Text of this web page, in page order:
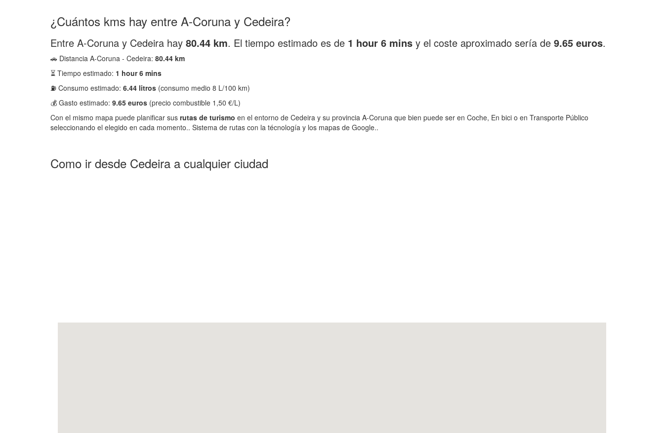
¿Cuántos kms hay entre A-Coruna y Cedeira?
Entre A-Coruna y Cedeira hay 80.44 km. El tiempo estimado es de 1 hour 6 mins y el coste aproximado sería de 9.65 euros.
🚗 Distancia A-Coruna - Cedeira: 80.44 km
⏳ Tiempo estimado: 1 hour 6 mins
⛽ Consumo estimado: 6.44 litros (consumo medio 8 L/100 km)
💰 Gasto estimado: 9.65 euros (precio combustible 1,50 €/L)
Con el mismo mapa puede planificar sus rutas de turismo en el entorno de Cedeira y su provincia A-Coruna que bien puede ser en Coche, En bici o en Transporte Público
seleccionando el elegido en cada momento.. Sistema de rutas con la técnología y los mapas de Google..
Como ir desde Cedeira a cualquier ciudad